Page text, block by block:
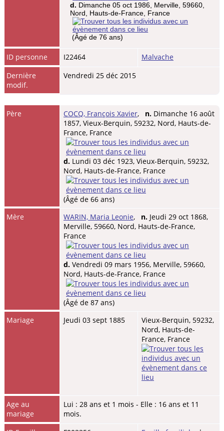
d. Dimanche 05 oct 1986, Merville, 59660,
Nord, Hauts-de-France, France
(Âgé de 76 ans)
ID personne I22464
Malvache
Dernière
modif.
Vendredi 25 déc 2015
Père COCQ, François Xavier, n. Dimanche 16 août
1857, Vieux-Berquin, 59232, Nord, Hauts-de-
France, France
d. Lundi 03 déc 1923, Vieux-Berquin, 59232,
Nord, Hauts-de-France, France
(Âgé de 66 ans)
Mère
WARIN, Maria Leonie, n. Jeudi 29 oct 1868,
Merville, 59660, Nord, Hauts-de-France,
France
d. Vendredi 09 mars 1956, Merville, 59660,
Nord, Hauts-de-France, France
(Âgé de 87 ans)
Mariage
Jeudi 03 sept 1885
Vieux-Berquin, 59232,
Nord, Hauts-de-
France, France
Age au
mariage
Lui : 28 ans et 1 mois - Elle : 16 ans et 11
mois.